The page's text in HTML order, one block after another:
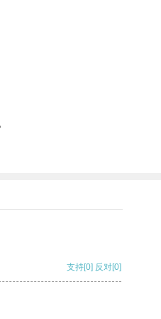
支持[0] 反对[0]